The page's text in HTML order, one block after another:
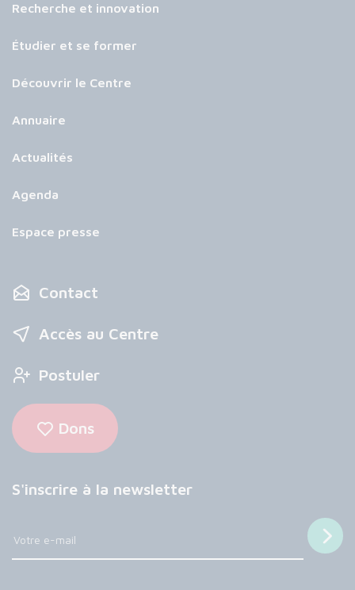
Recherche et innovation
Étudier et se former
Découvrir le Centre
Annuaire
Actualités
Agenda
Espace presse
Contact
Accès au Centre
Postuler
Dons
S'inscrire à la newsletter